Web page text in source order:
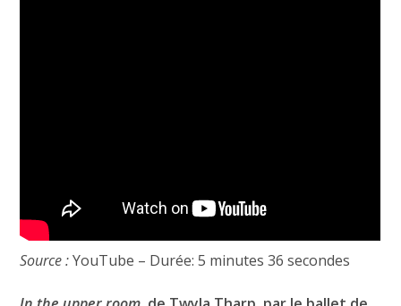
Source :YouTube – Durée: 5 minutes 36 secondes